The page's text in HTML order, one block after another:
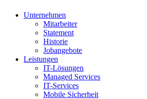
Unternehmen
Mitarbeiter
Statement
Historie
Jobangebote
Leistungen
IT-Lösungen
Managed Services
IT-Services
Mobile Sicherheit